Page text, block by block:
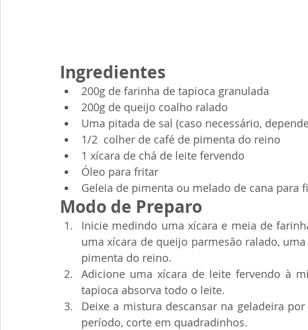
Ingredientes
200g de farinha de tapioca granulada
200g de queijo coalho ralado
Uma pitada de sal (caso necessário,
1/2  colher de café de pimenta do reino
1 xícara de chá de leite fervendo
Óleo para fritar
Geleia de pimenta ou melado de cana para
Modo de Preparo
Inicie medindo uma xícara e meia de
uma xícara de queijo parmesão ralado,
pimenta do reino.
Adicione uma xícara de leite fervendo à
tapioca absorva todo o leite.
Deixe a mistura descansar na geladeira
período, corte em quadradinhos.